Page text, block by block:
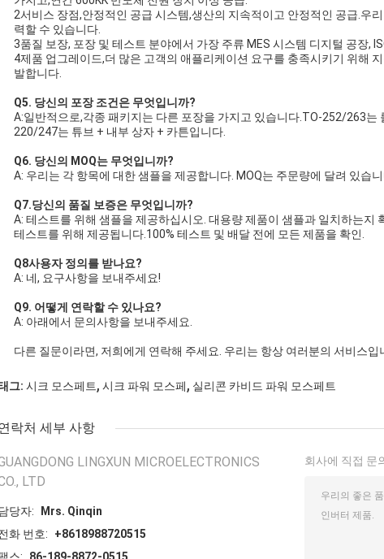
2서비스 장점,안정적인 공급 시스템,생산의 지속적이고 안정적인 공급.우
력할 수 있습니다.
3품질 보장, 포장 및 테스트 분야에서 가장 주류 MES 시스템 디지털 공장,
4제품 업그레이드,더 많은 고객의 애플리케이션 요구를 충족시키기 위해
발합니다.
Q5. 당신의 포장 조건은 무엇입니까?
A:일반적으로,각종 패키지는 다른 포장을 가지고 있습니다.TO-252/263는
220/247는 튜브 + 내부 상자 + 카튼입니다.
Q6. 당신의 MOQ는 무엇입니까?
A: 우리는 각 항목에 대한 샘플을 제공합니다. MOQ는 주문량에 달려 있습니
Q7.당신의 품질 보증은 무엇입니까?
A: 테스트를 위해 샘플을 제공하십시오. 대용량 제품이 샘플과 일치하는지
테스트를 위해 제공됩니다.100% 테스트 및 배달 전에 모든 제품을 확인.
Q8사용자 정의를 받나요?
A: 네, 요구사항을 보내주세요!
Q9. 어떻게 연락할 수 있나요?
A: 아래에서 문의사항을 보내주세요.
다른 질문이라면, 저희에게 연락해 주세요. 우리는 항상 여러분의 서비스입
그: 시크 모스페트, 시크 파워 모스페, 실리콘 카비드 파워 모스페트
락처 세부 사항
LINGXUN MICROELECTRONICS
LTD
당자:
Mrs. Qinqin
화 번호:
+8618988720515
스:
86-189-8872-0515
회사에 직접 문